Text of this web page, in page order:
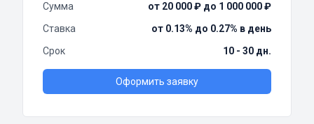
Сумма
от 20 000 ₽ до 1 000 000 ₽
Ставка
от 0.13% до 0.27% в день
Срок
10 - 30 дн.
Оформить заявку